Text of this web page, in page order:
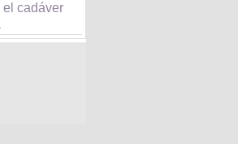
el cadáver